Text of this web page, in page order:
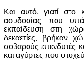
Και αυτό, γιατί στο
ασυδοσίας που
εκπαίδευση στη
δεκαετίες, βρήκαν
σοβαρούς επενδυτές
και αγύρτες που